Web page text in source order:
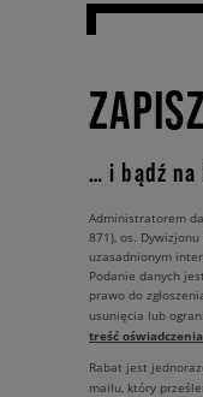
… i bądź na
Administratorem
871), os.
uzasadnionym
Podanie danych
prawo do
usunięcia lub
treść
Rabat jest
mailu, który